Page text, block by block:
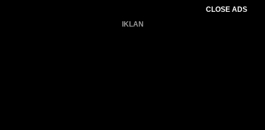
CLOSE ADS
IKLAN